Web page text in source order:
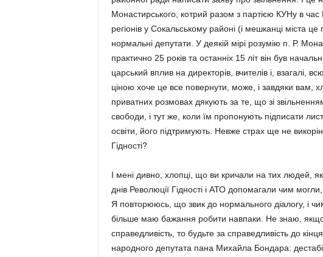
Монастирського, котрий разом з партією КУНу в час
регіонів у Сокальському районі (і мешканці міста
нормальні депутати. У деякій мірі розумію п. Р.
практично 25 років та останніх 15 літ він був
царський вплив на директорів, вчителів і, взагалі,
ціною хоче це все повернути, може, і завдяки вам,
приватних розмовах дякують за те, що зі
свободи, і тут же, коли їм пропонують підписати
освіти, його підтримують. Невже страх ще не
Гідності?
І мені дивно, хлопці, що ви кричали на тих людей,
днів Революції Гідності і АТО допомагали чим
Я повторююсь, що звик до нормального діалогу, і
більше маю бажання робити навпаки. Не знаю,
справедливість, то будьте за справедливість до
народного депутата пана Михайла Бондара: